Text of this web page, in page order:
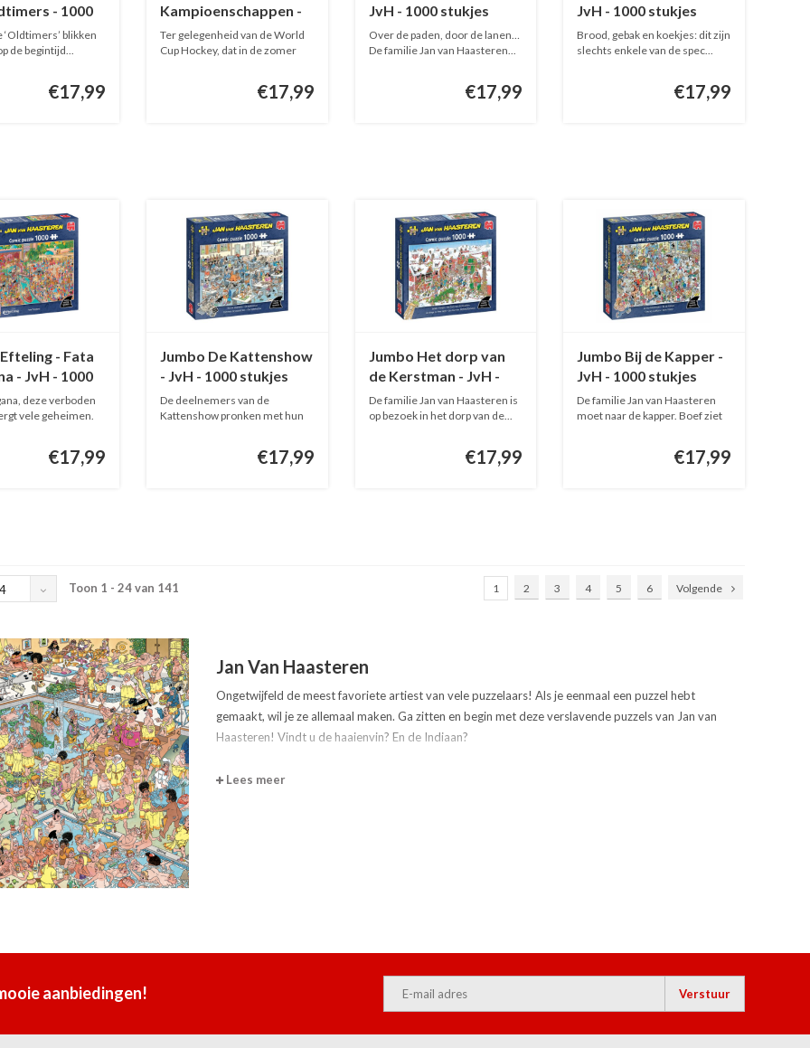
- 1000
‘Oldtimers’ blikken
de begintijd...
€17,99
Kampioenschappen -
JvH - 1000 stukjes
Ter gelegenheid van de World
Cup Hockey, dat in de zomer
€17,99
JvH - 1000 stukjes
Over de paden, door de lanen…
De familie Jan van Haasteren...
€17,99
JvH - 1000 stukjes
Brood, gebak en koekjes: dit zijn
slechts enkele van de spec...
€17,99
- Fata
- JvH - 1000
deze verboden
vele geheimen.
€17,99
Jumbo De Kattenshow
- JvH - 1000 stukjes
De deelnemers van de
Kattenshow pronken met hun
€17,99
Jumbo Het dorp van
de Kerstman - JvH -
1000 stukjes
De familie Jan van Haasteren is
op bezoek in het dorp van de...
€17,99
Jumbo Bij de Kapper -
JvH - 1000 stukjes
De familie Jan van Haasteren
moet naar de kapper. Boef ziet
€17,99
Toon 1 - 24 van 141 1 2 3 4 5 6 Volgende
Jan Van Haasteren
Ongetwijfeld de meest favoriete artiest van vele puzzelaars! Als je eenmaal een puzzel hebt
gemaakt, wil je ze allemaal maken. Ga zitten en begin met deze verslavende puzzels van Jan van
Haasteren! Vindt u de haaienvin? En de Indiaan?
Lees meer
aanbiedingen! Verstuur